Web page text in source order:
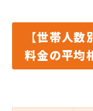
【世帯人
料金の平均